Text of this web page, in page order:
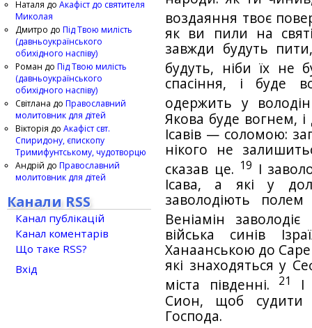
воздаяння твоє
як ви пили на
завжди будуть
будуть, ніби їх не
спасіння, і буде
одержить у
Якова буде вогнем,
Ісавів — соломою:
нікого не
сказав це. 19 І
Ісава, а які у
заволодіють
Веніамін
війська синів
Ханаанською до
які знаходяться у
міста південні.
21
І
Сион, щоб судити
Господа.
Наталя до Акафіст до святителя
Миколая
Дмитро до Під Твою милість
(давньоукраїнського
обихідного наспіву)
Роман до Під Твою милість
(давньоукраїнського
обихідного наспіву)
Світлана до Православний
молитовник для дітей
Вікторія до Акафіст свт.
Спиридону, єпископу
Тримифунтському, чудотворцю
Андрій до Православний
молитовник для дітей
Канали RSS
Канал публікацій
Канал коментарів
Що таке RSS?
Вхід